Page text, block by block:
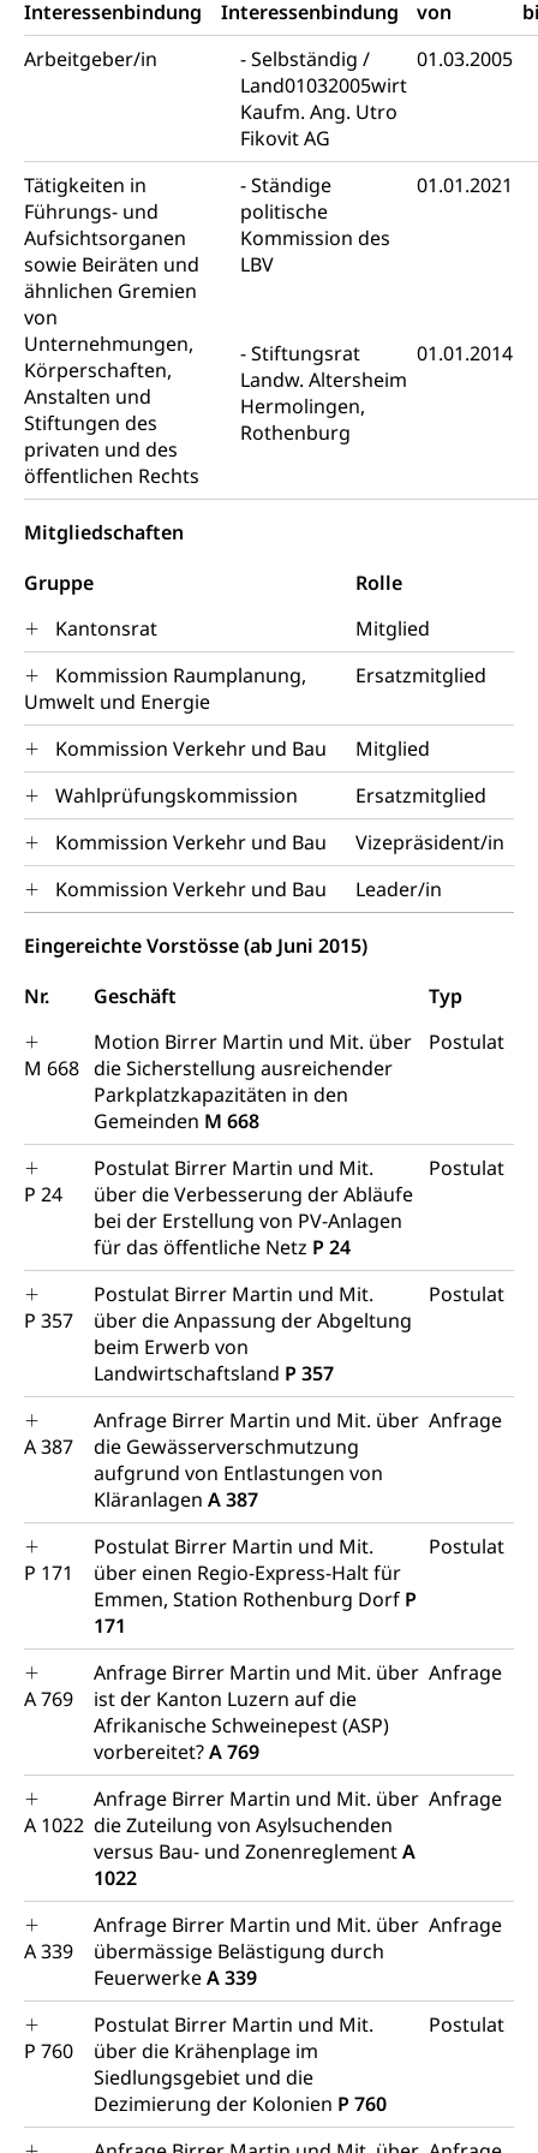
Interessenbindung
Interessenbindung von
Arbeitgeber/in
Selbständig /
Land01032005wirt
Kaufm. Ang. Utro
Fikovit AG
01.03.2005
Tätigkeiten in
Führungs- und
Aufsichtsorganen
sowie Beiräten und
ähnlichen Gremien
von
Unternehmungen,
Körperschaften,
Anstalten und
Stiftungen des
privaten und des
öffentlichen Rechts
Ständige
politische
Kommission des
LBV
01.01.2021
Stiftungsrat
Landw. Altersheim
Hermolingen,
Rothenburg
01.01.2014
Mitgliedschaften
Gruppe
Rolle
Kantonsrat
Mitglied
Kommission Raumplanung,
Umwelt und Energie
Ersatzmitglied
Kommission Verkehr und Bau
Mitglied
Wahlprüfungskommission
Ersatzmitglied
Kommission Verkehr und Bau
Vizepräsident/in
Kommission Verkehr und Bau
Leader/in
Eingereichte Vorstösse (ab Juni 2015)
Nr.
Geschäft Typ
M 668
Motion Birrer Martin und Mit. über
die Sicherstellung ausreichender
Parkplatzkapazitäten in den
Gemeinden M 668
Postulat
P 24
Postulat Birrer Martin und Mit.
über die Verbesserung der Abläufe
bei der Erstellung von PV-Anlagen
für das öffentliche Netz P 24
Postulat
P 357
Postulat Birrer Martin und Mit.
über die Anpassung der Abgeltung
beim Erwerb von
Landwirtschaftsland P 357
Postulat
A 387
Anfrage Birrer Martin und Mit. über
die Gewässerverschmutzung
aufgrund von Entlastungen von
Kläranlagen A 387
Anfrage
P 171
Postulat Birrer Martin und Mit.
über einen Regio-Express-Halt für
Emmen, Station Rothenburg Dorf P
171
Postulat
A 769
Anfrage Birrer Martin und Mit. über
ist der Kanton Luzern auf die
Afrikanische Schweinepest (ASP)
vorbereitet?A 769
Anfrage
A 1022
Anfrage Birrer Martin und Mit. über
die Zuteilung von Asylsuchenden
versus Bau- und ZonenreglementA
1022
Anfrage
A 339
Anfrage Birrer Martin und Mit. über
übermässige Belästigung durch
FeuerwerkeA 339
Anfrage
P 760
Postulat Birrer Martin und Mit.
über die Krähenplage im
Siedlungsgebiet und die
Dezimierung der Kolonien P 760
Postulat
Archive und Bibliotheken
Bücher, Bundesarchiv, Landesbibliothek
Staatsarchiv Luzern
Zentral- und Hochschulbibliothek
Archiv der Denkmalpflege
Kulturelle Einrichtungen
Museen, Theater, Bibliotheken
Dienststelle Kultur
Kunst & Kultur (Luzern Tourismus)
Kulturförderung
Kulturpolitik, Sprachförderung, Denkmalpflege,
kulturelles Angebot, Kulturerbe, kulturelles Erbe,
Nachwuchsförderung, Vermittlung, Selektive
Förderung, Kulturausschreibungen, Kulturpreis,
Werkbeitrag, Produktionsbeitrag, Recherche,
Bildende Kunst, Angewandte Kunst, Theater/Tanz,
Musik, Entwicklung, Programmbeiträge,
Filmförderung, Regionale Förderfonds,
Werkankäufe, Kunstankäufe, Kunst und Bau, Schule
und Kultur, Kulturgesuche, Kulturvermittlung
Kulturförderung und Vermittlung
Angebote für Schulklassen
Zentralschweizer Filmförderung
Mobilität
Schiene und öffentlicher Verkehr
Schienenverkehr, Zugverkehr, Bahnverkehr,
Transportmittel, öffentlicher Verkehr
Verkehrsverbund Luzern VVL
Öffentlicher Verkehr Luzern Mobil
Schifffahrt
Schiffsverkehr, Binnenschifffahrt, Seeschifffahrt,
Flussschifffahrt
Schifffahrt (Strassenverkehrsamt)
Strasse
Autoverkehr, Lastwagenverkehr, Schwerverkehr,
leistungsabhängige Schwerverkehrsabgabe,
Langsamverkehr, Transportmittel, Auto, Motorrad,
Individualverkehr
zentras (Betrieb und Unterhalt LU, OW, NW,
Strassenverkehrsamt
Verkehr und Infrastruktur vif
Kantonsstrassen
Persönliches
Zivilstand
Geburt, Heirat, Ehe, Partnerschaft, Tod,
Zivilstandsamt, Zivilstandsregiste
Zivilstandswesen
Adoption
Adoptivkind, Adoptiveltern, Adoptionsvermittlung,
Adoptionsverfahren, elterliche Gewalt, elterliche
Adoption
Aufenthaltsbewilligungen
Niederlassungsbewilligung, Aufenthalt,
Niederlassung, Wohnsitz
Amt für Migration
Ausweise und Bescheinigungen
Reisepass, Identitätskarte, Visum, Geburtsurkunde
Jagdausweis, Fischereiausweis
Strafregisterauszug bestellen
Waffen, Sprengstoffe und Pyrotechnik
Reisepass, Identitätskarte
Strassenverkehrsamt (Führerausweis,
Fahrzeugausweis)
Namensänderungen
Einbürgerung
Nationalität, Staatsangehörigkeit,
Staatsbürgerschaft, Bürgerrecht, Erwerb des
Bürgerrechts, Verlust des Bürgerrechts,
Einbürgerungsverfahren
Einbürgerungen
Geburt
Geburtsurkunde, Geburtsschein, Geburtsanzeige
Familienzulagen (WAS Luzern)
Schwangerschaft / Geburt (gruezi.lu.ch)
Kinder und Jugendliche
Mündigkeit, Kindesschutz, Jugendschutz
Kinder- und Jugendförderung
Psychische Gesundheit
IV für Kinder und Jugendliche (WAS Luzern)
Pflege / Pflegeheim
Hauspflege, spitalexterne Pflege, Spitex
Betreuende Angehörige
Pflegeheimliste und freie Pflegeplätze
Betreuung von Angehörigen (WAS Luzern)
Religion
Kirche, Gottesdienst, Seelsorge,
Religionsgemeinschaft
Religionsvielfalt Im Kanton Luzern (unilu)
Sport